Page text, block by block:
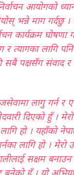
आयोगको
भन्ने माग गर्दछु
कार्यक्रम घोषणा
त्यागका लागि
पक्षसँग संवाद र
लागु गर्न र
दिएको हुँ ।
हो । यहाँको
लागि हो । मेरो
सक्षम